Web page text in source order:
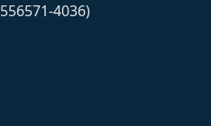
4036)